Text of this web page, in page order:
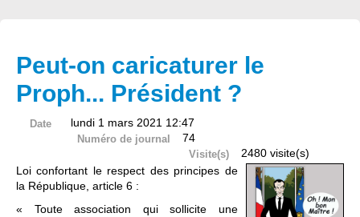
Peut-on caricaturer le
Proph... Président ?
Date lundi 1 mars 2021 12:47
Numéro de journal 74
Visite(s)
2480 visite(s)
Loi confortant le respect des principes de
la République, article 6 :
« Toute association qui sollicite une